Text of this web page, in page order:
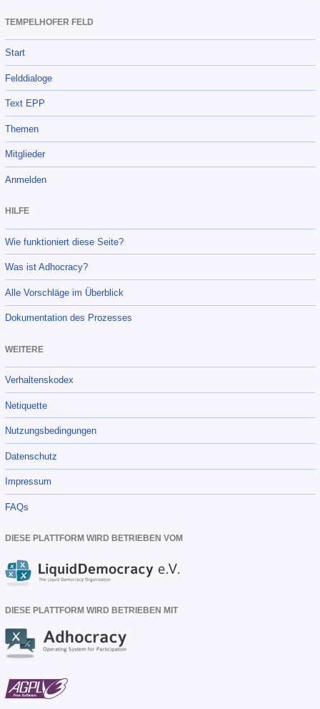
TEMPELHOFER FELD
Start
Felddialoge
Text EPP
Themen
Mitglieder
Anmelden
HILFE
Wie funktioniert diese Seite?
Was ist Adhocracy?
Alle Vorschläge im Überblick
Dokumentation des Prozesses
WEITERE
Verhaltenskodex
Netiquette
Nutzungsbedingungen
Datenschutz
Impressum
FAQs
DIESE PLATTFORM WIRD BETRIEBEN VOM
DIESE PLATTFORM WIRD BETRIEBEN MIT